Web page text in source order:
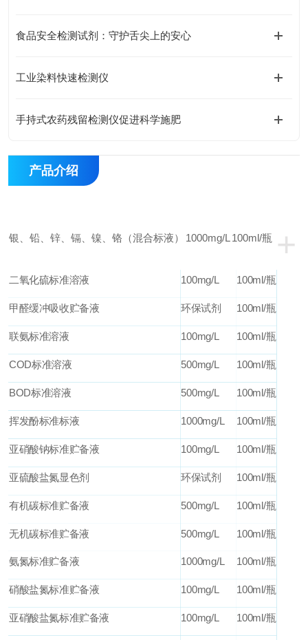
食品安全检测试剂：守护舌尖上的安心
工业染料快速检测仪
手持式农药残留检测仪促进科学施肥
产品介绍
+
银、铅、锌、镉、镍、铬（混合标液） 1000mg/L 100ml/瓶
二氧化硫标准溶液 100mg/L 100ml/瓶
甲醛缓冲吸收贮备液 环保试剂 100ml/瓶
联氨标准溶液 100mg/L 100ml/瓶
COD标准溶液 500mg/L 100ml/瓶
BOD标准溶液 500mg/L 100ml/瓶
挥发酚标准标液 1000mg/L 100ml/瓶
亚硝酸钠标准贮备液 100mg/L 100ml/瓶
亚硫酸盐氮显色剂 环保试剂 100ml/瓶
有机碳标准贮备液 500mg/L 100ml/瓶
无机碳标准贮备液 500mg/L 100ml/瓶
氨氮标准贮备液 1000mg/L 100ml/瓶
硝酸盐氮标准贮备液 100mg/L 100ml/瓶
亚硝酸盐氮标准贮备液 100mg/L 100ml/瓶